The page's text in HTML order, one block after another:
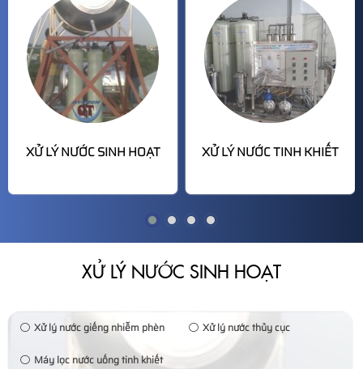
XỬ LÝ NƯỚC SINH HOẠT XỬ LÝ NƯỚC TINH KHIẾT
XỬ LÝ NƯỚC SINH HOẠT
Xử lý nước giếng nhiễm phèn Xử lý nước thủy cục
Máy lọc nước uống tinh khiết